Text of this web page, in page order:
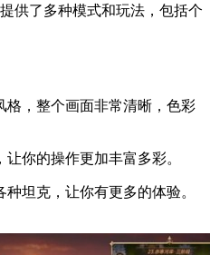
供了多种模式和玩法，包括个
，整个画面非常清晰，色彩
你的操作更加丰富多彩。
坦克，让你有更多的体验。